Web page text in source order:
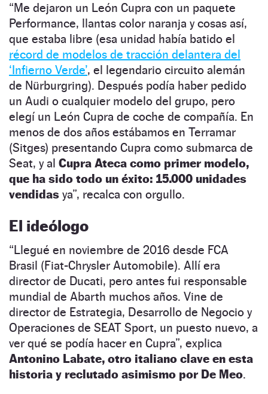
“Me dejaron un León Cupra con un paquete
Performance, llantas color naranja y cosas así,
que estaba libre (esa unidad había batido el
récord de modelos de tracción delantera del
‘Infierno Verde’, el legendario circuito alemán
de Nürburgring). Después podía haber pedido
un Audi o cualquier modelo del grupo, pero
elegí un León Cupra de coche de compañía. En
menos de dos años estábamos en Terramar
(Sitges) presentando Cupra como submarca de
Seat, y al Cupra Ateca como primer modelo,
que ha sido todo un éxito: 15.000 unidades
vendidas ya”, recalca con orgullo.
El ideólogo
“Llegué en noviembre de 2016 desde FCA
Brasil (Fiat-Chrysler Automobile). Allí era
director de Ducati, pero antes fui responsable
mundial de Abarth muchos años. Vine de
director de Estrategia, Desarrollo de Negocio y
Operaciones de SEAT Sport, un puesto nuevo, a
ver qué se podía hacer en Cupra”, explica
Antonino Labate, otro italiano clave en esta
historia y reclutado asimismo por De Meo.